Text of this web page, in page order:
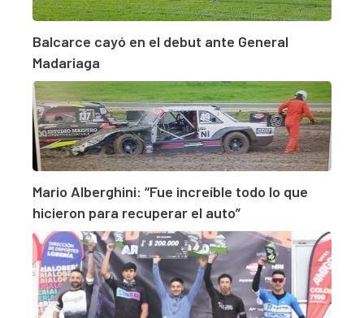
Balcarce cayó en el debut ante General
Madariaga
Mario Alberghini: “Fue increíble todo lo que
hicieron para recuperar el auto”